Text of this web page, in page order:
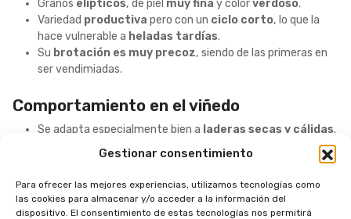
Gestionar consentimiento
Para ofrecer las mejores experiencias, utilizamos tecnologías como
las cookies para almacenar y/o acceder a la información del
dispositivo. El consentimiento de estas tecnologías nos permitirá
Granos elípticos, de piel muy fina y colorverdoso.
Variedad productiva pero con un ciclo corto, lo que la
hace vulnerable a heladas tardías.
Su brotación es muy precoz, siendo de las primeras en
ser vendimiadas.
Comportamiento en el viñedo
Se adapta especialmente bien a laderas secas y cálidas.
Tolera bien el estrés hídrico
, lo que la hace idónea para
Aunque su origen está ligado al clima atlántico, responde
bien en entornos conmayor insolacióny temperaturas
moderadas.